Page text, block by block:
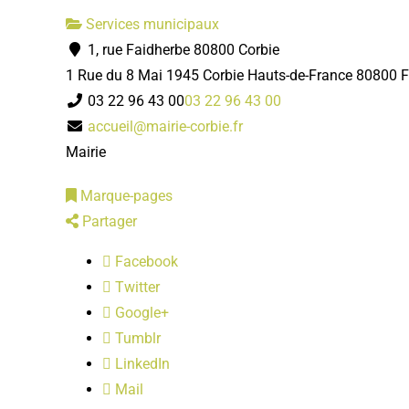
Services municipaux
1, rue Faidherbe 80800 Corbie
1 Rue du 8 Mai 1945 Corbie Hauts-de-France 80800
03 22 96 43 0003 22 96 43 00
accueil@mairie-corbie.fr
Mairie
Marque-pages
Partager
Facebook
Twitter
Google+
Tumblr
LinkedIn
Mail